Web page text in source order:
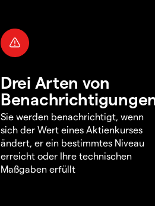
Drei Arten von
Sie werden benachrichtigt, wenn
sich der Wert eines Aktienkurses
ändert, er ein bestimmtes Niveau
erreicht oder Ihre technischen
Maßgaben erfüllt